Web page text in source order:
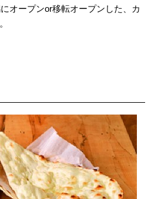
オープンor移転オープンした、カ